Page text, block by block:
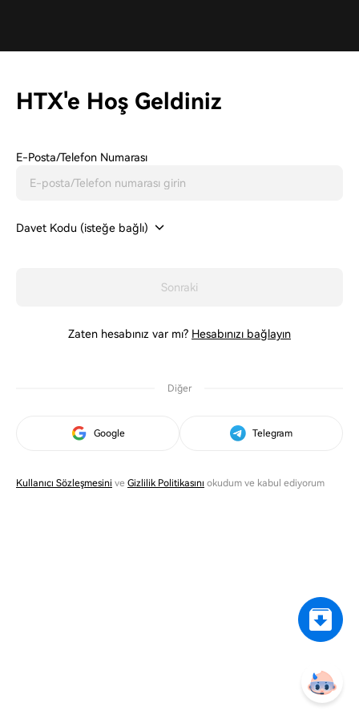
HTX'e Hoş Geldiniz
E-Posta/Telefon Numarası
Davet Kodu (isteğe bağlı)
Sonraki
Zaten hesabınız var mı? Hesabınızı bağlayın
Diğer
Google Telegram
Kullanıcı Sözleşmesini ve Gizlilik Politikasını okudum ve kabul ediyorum